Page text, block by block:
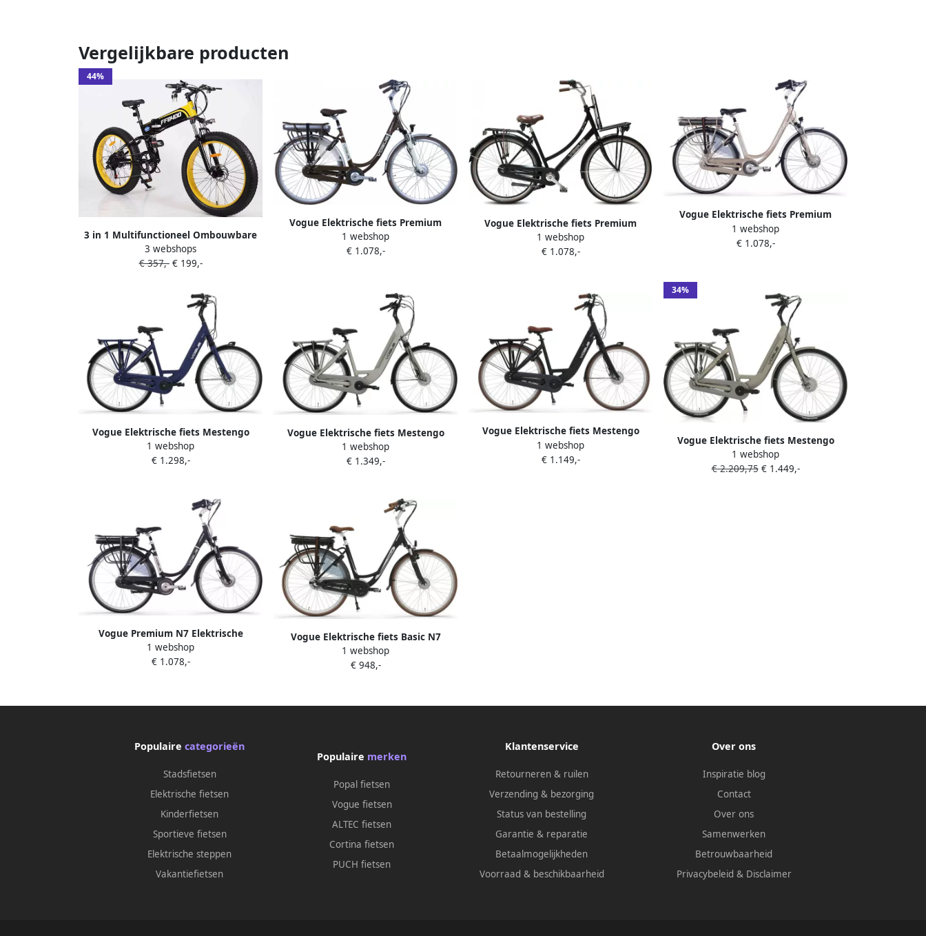
Vergelijkbare producten
44%
3 in 1 Multifunctioneel Ombouwbare
Kinderdriewieler Kinder trike
Peuterfiets Kinder Fiets Verstelbaar
Ombouwbaar tot Loopfiets Driewieler
Tweewieler voor kinderen van 1 51
3 webshops
€ 357,-€ 199,-
Vogue Elektrische fiets Premium
Dames 48 cm Bruin 468 Wh Bruin
1 webshop
€ 1.078,-
Vogue Elektrische fiets Premium
Dames 48 cm Mat grijs 468 Wh Mat
grijs
1 webshop
€ 1.078,-
Vogue Elektrische fiets Premium
Dames 53 cm Champagne 468 Wh
Champagne
1 webshop
€ 1.078,-
Vogue Elektrische fiets Mestengo
Dames 50 cm Donker blauw 480 Wh
Blauw
1 webshop
€ 1.298,-
Vogue Elektrische fiets Mestengo
Dames 50 cm Mat grijs 480 Wh Mat
grijs
1 webshop
€ 1.349,-
Vogue Elektrische fiets Mestengo
Dames 50 cm Zwart 480 Wh Zwart
1 webshop
€ 1.149,-
34%
Vogue Elektrische fiets Mestengo
Dames 51 cm Grijs 468 Wh Grijs
1 webshop
€ 2.209,75€ 1.449,-
Vogue Premium N7 Elektrische
damesfiets 468Wh Zwart mat
1 webshop
€ 1.078,-
Vogue Elektrische fiets Basic N7
Dames 47 cm N7 Mat zwart 468 Wh
Mat zwart
1 webshop
€ 948,-
Populairecategorieën
Stadsfietsen
Elektrische fietsen
Kinderfietsen
Sportieve fietsen
Elektrische steppen
Vakantiefietsen
Populaire merken
Popal fietsen
Vogue fietsen
ALTEC fietsen
Cortina fietsen
PUCH fietsen
Klantenservice
Retourneren & ruilen
Verzending & bezorging
Status van bestelling
Garantie & reparatie
Betaalmogelijkheden
Voorraad & beschikbaarheid
Over ons
Inspiratie blog
Contact
Over ons
Samenwerken
Betrouwbaarheid
Privacybeleid & Disclaimer